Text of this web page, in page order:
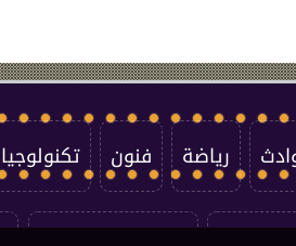
رياضة فنون تكنولوجيا